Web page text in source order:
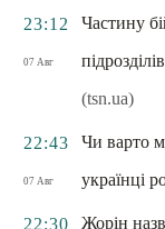
23:12
07 Авг
Частину
(tsn.ua)
22:43
07 Авг
Чи варто
українці
22:30
Жорін